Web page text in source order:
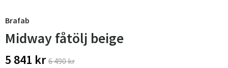
Brafab
Midway fåtölj beige
5 841 kr 6 490 kr